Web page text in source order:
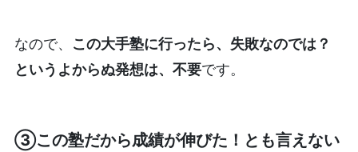
なので、 この大手塾に行ったら、失敗なのでは？
というよからぬ発想は、不要です。
③この塾だから成績が伸びた！とも言えない